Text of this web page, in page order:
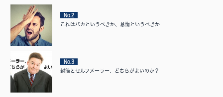
No.2
これはバカというべきか、怠惰というべきか
No.3
封筒とセルフメーラー、どちらがよいのか？